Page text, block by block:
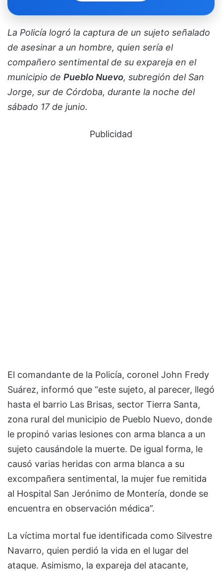
La Policía logró la captura de un sujeto señalado
de asesinar a un hombre, quien sería el
compañero sentimental de su expareja en el
municipio de Pueblo Nuevo, subregión del San
Jorge, sur de Córdoba, durante la noche del
sábado 17 de junio.
Publicidad
El comandante de la Policía, coronel John Fredy
Suárez, informó que “este sujeto, al parecer, llegó
hasta el barrio Las Brisas, sector Tierra Santa,
zona rural del municipio de Pueblo Nuevo, donde
le propinó varias lesiones con arma blanca a un
sujeto causándole la muerte. De igual forma, le
causó varias heridas con arma blanca a su
excompañera sentimental, la mujer fue remitida
al Hospital San Jerónimo de Montería, donde se
encuentra en observación médica”.
La víctima mortal fue identificada como Silvestre
Navarro, quien perdió la vida en el lugar del
ataque. Asimismo, la expareja del atacante,